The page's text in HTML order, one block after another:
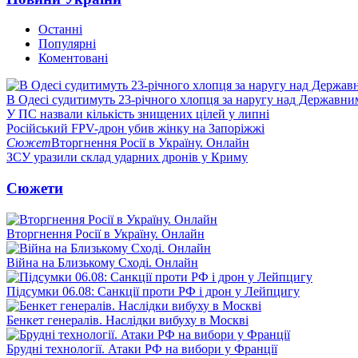
Останні
Популярні
Коментовані
В Одесі судитимуть 23-річного хлопця за наругу над
У ПС назвали кількість знищених цілей у липні
Російський FPV-дрон убив жінку на Запоріжжі
СюжетВторгнення Росії в Україну. Онлайн
ЗСУ уразили склад ударних дронів у Криму
Сюжети
Вторгнення Росії в Україну. Онлайн
Війна на Близькому Сході. Онлайн
Підсумки 06.08: Санкції проти РФ і дрон у Лейпцигу
Бенкет генералів. Наслідки вибуху в Москві
Брудні технології. Атаки РФ на вибори у Франції